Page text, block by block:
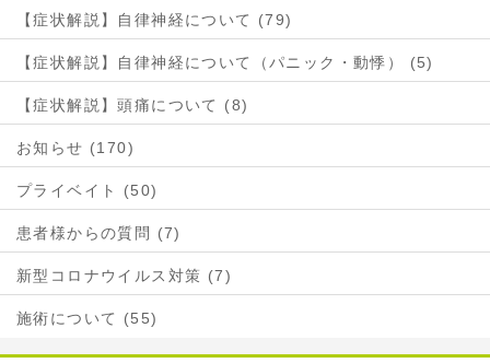
【症状解説】自律神経について (79)
【症状解説】自律神経について（パニック・動悸） (5)
【症状解説】頭痛について (8)
お知らせ (170)
プライベイト (50)
患者様からの質問 (7)
新型コロナウイルス対策 (7)
施術について (55)